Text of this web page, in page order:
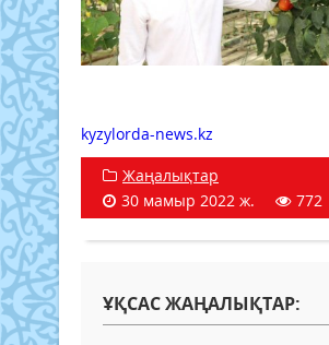
kyzylorda-news.kz
Жаңалықтар
30 мамыр 2022 ж.
772
ҰҚСАС ЖАҢАЛЫҚТАР: